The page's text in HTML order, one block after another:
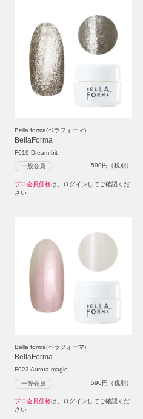
Bella forma(ベラフォーマ)
BellaForma
F019 Dream bit
一般会員 590円（税別）
プロ会員価格は、ログインしてご確認くだ
さい
Bella forma(ベラフォーマ)
BellaForma
F023 Aurora magic
一般会員 590円（税別）
プロ会員価格は、ログインしてご確認くだ
さい